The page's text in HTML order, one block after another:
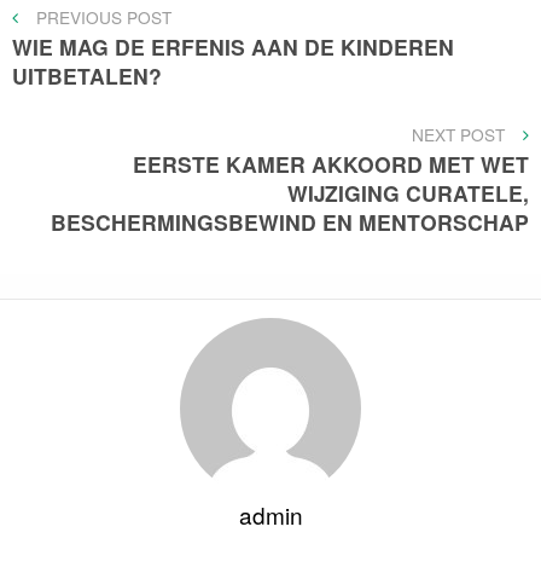
Bericht
navigatie
PREVIOUS
POST
PREVIOUS POST
WIE MAG DE ERFENIS AAN DE KINDEREN
UITBETALEN?
NEXT
POST
NEXT POST
EERSTE KAMER AKKOORD MET WET
WIJZIGING CURATELE,
BESCHERMINGSBEWIND EN MENTORSCHAP
admin